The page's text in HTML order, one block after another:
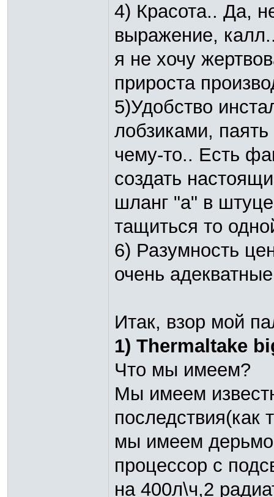
4) Красота.. Да,
выражение,
я не хочу
прироста
5)Удобство
лобзиками,
чему-то.. Есть
создать
шланг "а" в
тащиться то
6) Разумность
очень
Итак, взор мой
1) Thermaltake
Что мы имеем?
Мы имеем
последствия(как
мы имеем
процессор с
на 400л\ч,2